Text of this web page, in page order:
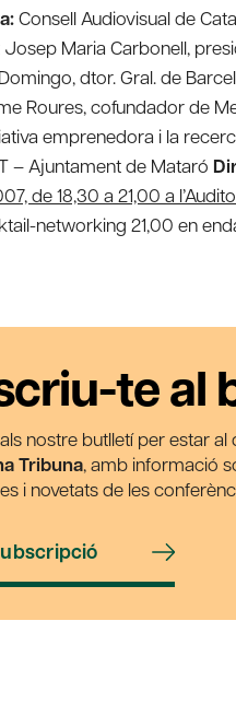
Consell Audiovisual de
Maria Carbonell,
dtor. Gral. de
Roures, cofundador de
emprenedora i la
– Ajuntament de Mataró
de 18,30 a 21,00 a
networking 21,00 en
te al
nostre butlletí per estar
Tribuna, amb informació
i novetats de les